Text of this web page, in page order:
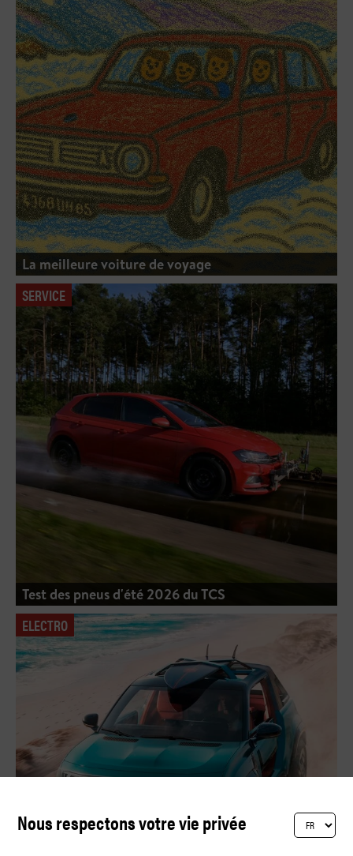
La meilleure voiture de voyage
SERVICE
Test des pneus d'été 2026 du TCS
ELECTRO
Nous respectons votre vie privée